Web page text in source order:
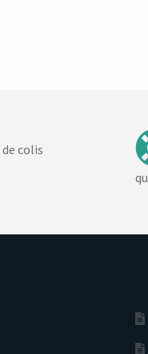
de colis